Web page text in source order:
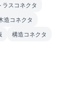
ラスコネクタ
造コネクタ
構造コネクタ